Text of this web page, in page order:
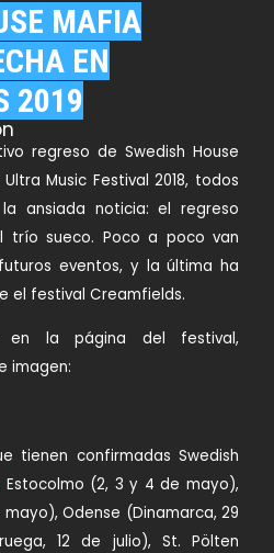
MAFIA
EN
2019
regreso de Swedish House
Ultra Music Festival 2018, todos
ansiada noticia: el regreso
trío sueco. Poco a poco van
eventos, y la última ha
el festival Creamfields.
la página del festival,
imagen:
tienen confirmadas Swedish
Estocolmo (2, 3 y 4 de mayo),
mayo),Odense (Dinamarca, 29
12 de julio), St. Pölten